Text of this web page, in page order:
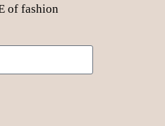
of fashion